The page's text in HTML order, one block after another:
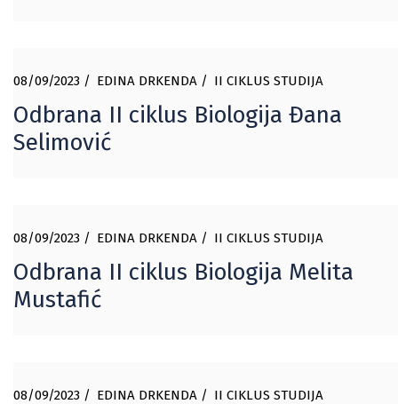
08/09/2023 EDINA DRKENDA II CIKLUS STUDIJA
Odbrana II ciklus Biologija Đana
Selimović
08/09/2023 EDINA DRKENDA II CIKLUS STUDIJA
Odbrana II ciklus Biologija Melita
Mustafić
08/09/2023 EDINA DRKENDA II CIKLUS STUDIJA